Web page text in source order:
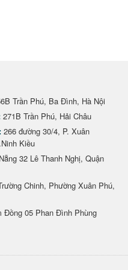
Trần Phú, Ba Đình, Hà Nội
271B Trần Phú, Hải Châu
266 đường 30/4, P. Xuân
Kiều
32 Lê Thanh Nghị, Quận
Chinh, Phường Xuân Phú,
Đồng 05 Phan Đình Phùng